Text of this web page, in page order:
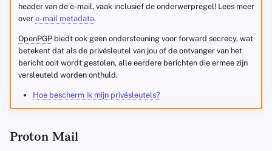
header van de e-mail, vaak inclusief de onderwerpregel! Lees meer
over e-mail metadata.
OpenPGPbiedt ook geen ondersteuning voor forward secrecy, wat
betekent dat als de privésleutel van jou of de ontvanger van het
bericht ooit wordt gestolen, alle eerdere berichten die ermee zijn
versleuteld worden onthuld.
Hoe bescherm ik mijn privésleutels?
Proton Mail